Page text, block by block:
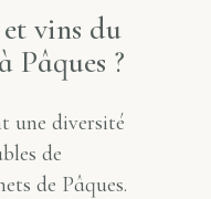
vins du
Pâques ?
une diversité
de
de Pâques.